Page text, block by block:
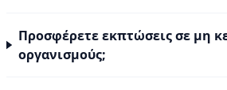
Προσφέρετε εκπτώσεις σε μη
οργανισμούς;